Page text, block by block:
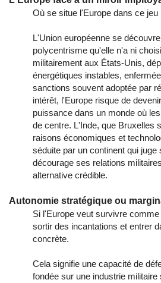
Où se situe l'Europe dans ce jeu
L'Union européenne se
polycentrisme qu'elle n'a ni
militairement aux États-Unis,
énergétiques instables,
sanctions souvent adoptée par
intérêt, l'Europe risque de
puissance dans un monde où
de centre. L'Inde, que Bruxelles
raisons économiques et
séduite par un continent qui
décourage ses relations
alternative crédible.
Autonomie stratégique ou
Si l'Europe veut survivre
sortir des incantations et entrer
concrète.
Cela signifie une capacité de
fondée sur une industrie